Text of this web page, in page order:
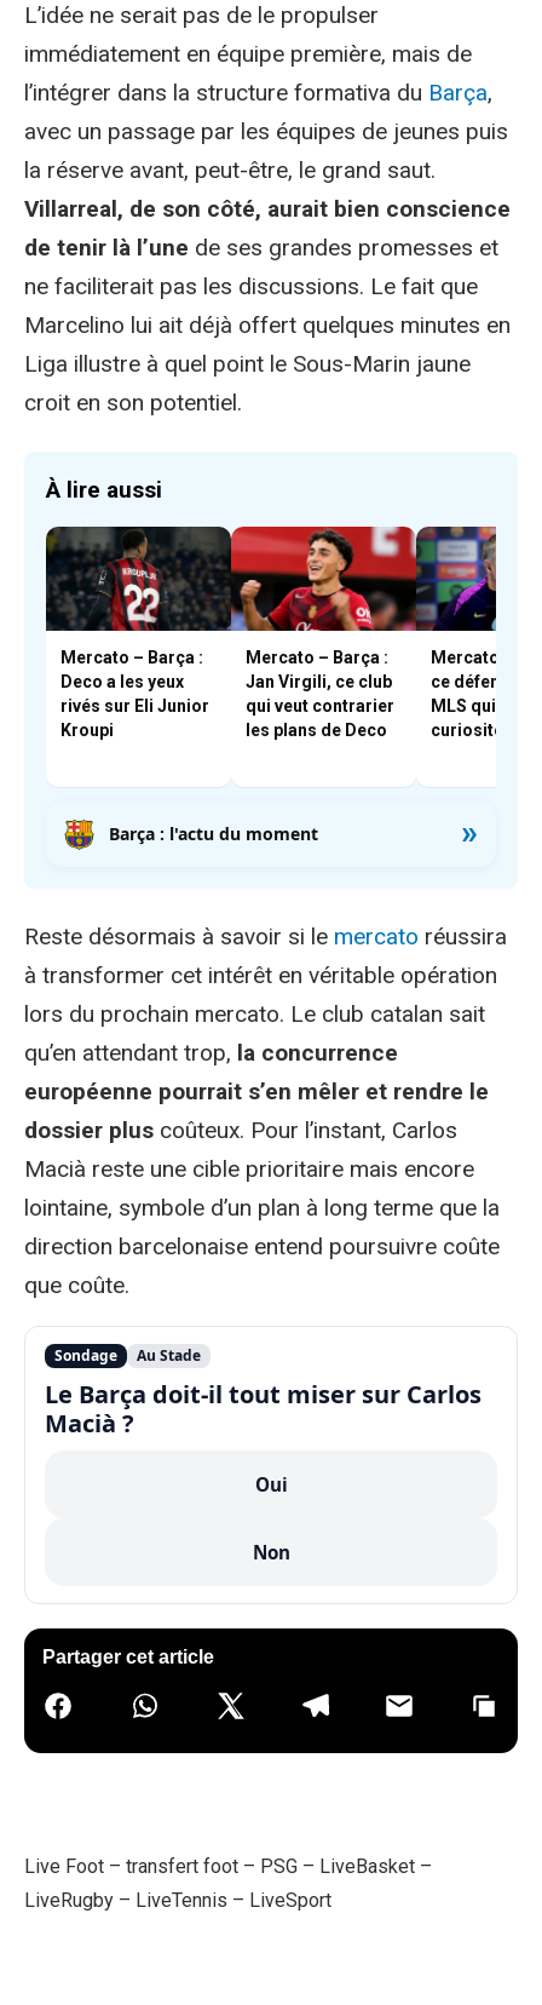
L’idée ne serait pas de le propulser
immédiatement en équipe première, mais de
l’intégrer dans la structure formativa du Barça,
avec un passage par les équipes de jeunes puis
la réserve avant, peut-être, le grand saut.
Villarreal, de son côté, aurait bien conscience
de tenir là l’une de ses grandes promesses et
ne faciliterait pas les discussions. Le fait que
Marcelino lui ait déjà offert quelques minutes en
Liga illustre à quel point le Sous-Marin jaune
croit en son potentiel.
À lire aussi
Mercato – Barça :
Deco a les yeux
rivés sur Eli Junior
Kroupi
Mercato – Barça :
Jan Virgili, ce club
qui veut contrarier
les plans de Deco
Mercato –
ce défenseur
MLS qui a
curiosité de
Barça : l'actu du moment »
Reste désormais à savoir si le mercato réussira
à transformer cet intérêt en véritable opération
lors du prochain mercato. Le club catalan sait
qu’en attendant trop, la concurrence
européenne pourrait s’en mêler et rendre le
dossier plus coûteux. Pour l’instant, Carlos
Macià reste une cible prioritaire mais encore
lointaine, symbole d’un plan à long terme que la
direction barcelonaise entend poursuivre coûte
que coûte.
Sondage Au Stade
Le Barça doit-il tout miser sur Carlos
Macià ?
Oui
Non
Partager cet article
Live Foot – transfert foot – PSG – LiveBasket –
LiveRugby – LiveTennis – LiveSport